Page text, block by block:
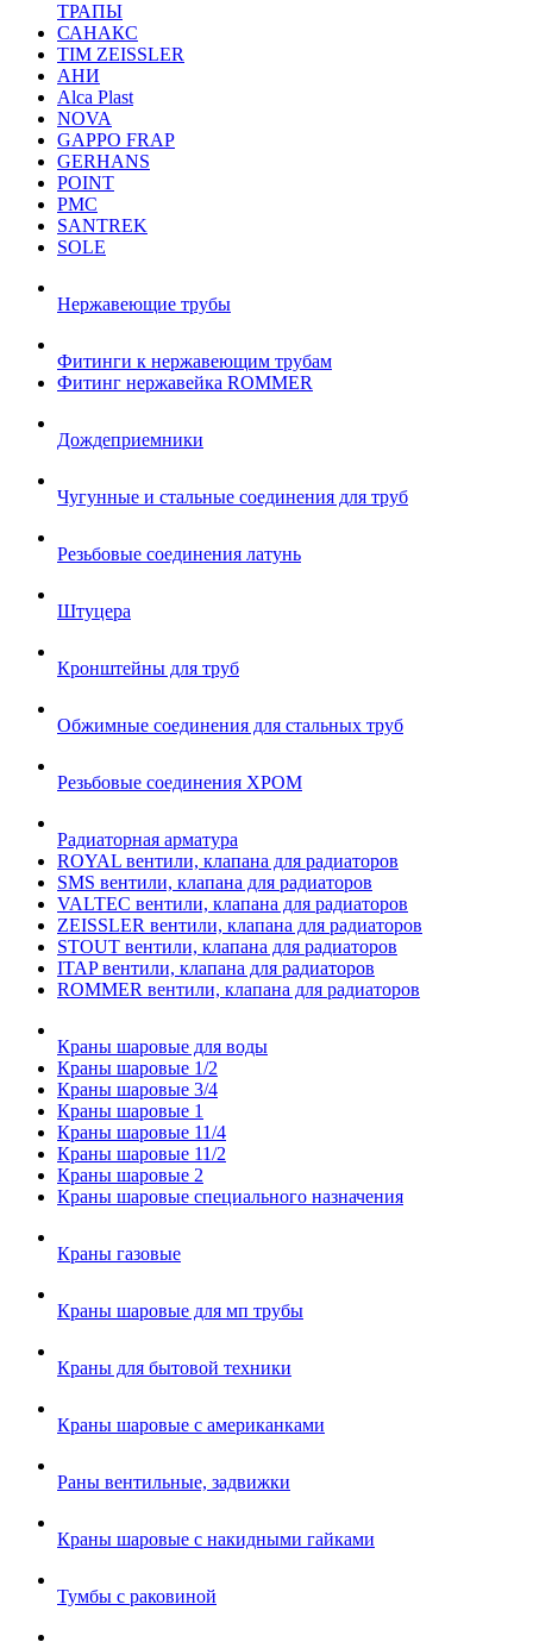
ТРАПЫ
САНАКС
TIM ZEISSLER
АНИ
Alca Plast
NOVA
GAPPO FRAP
GERHANS
POINT
РМС
SANTREK
SOLE
Нержавеющие трубы
Фитинги к нержавеющим трубам
Фитинг нержавейка ROMMER
Дождеприемники
Чугунные и стальные соединения для труб
Резьбовые соединения латунь
Штуцера
Кронштейны для труб
Обжимные соединения для стальных труб
Резьбовые соединения ХРОМ
Радиаторная арматура
ROYAL вентили, клапана для радиаторов
SMS вентили, клапана для радиаторов
VALTEC вентили, клапана для радиаторов
ZEISSLER вентили, клапана для радиаторов
STOUT вентили, клапана для радиаторов
ITAP вентили, клапана для радиаторов
ROMMER вентили, клапана для радиаторов
Краны шаровые для воды
Краны шаровые 1/2
Краны шаровые 3/4
Краны шаровые 1
Краны шаровые 11/4
Краны шаровые 11/2
Краны шаровые 2
Краны шаровые специального назначения
Краны газовые
Краны шаровые для мп трубы
Краны для бытовой техники
Краны шаровые с американками
Раны вентильные, задвижки
Краны шаровые с накидными гайками
Тумбы с раковиной